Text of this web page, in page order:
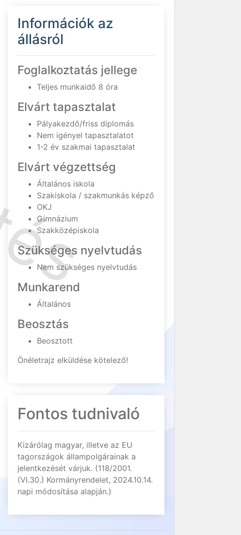
Információk az
állásról
Foglalkoztatás jellege
Teljes munkaidő 8 óra
Elvárt tapasztalat
Pályakezdő/friss diplomás
Nem igényel tapasztalatot
1-2 év szakmai tapasztalat
Elvárt végzettség
Általános iskola
Szakiskola / szakmunkás képző
OKJ
Gimnázium
Szakközépiskola
Szükséges nyelvtudás
Nem szükséges nyelvtudás
Munkarend
Általános
Beosztás
Beosztott
Önéletrajz elküldése kötelező!
Fontos tudnivaló
Kizárólag magyar, illetve az EU
tagországok állampolgárainak a
jelentkezését várjuk. (118/2001.
(VI.30.) Kormányrendelet, 2024.10.14.
napi módosítása alapján.)